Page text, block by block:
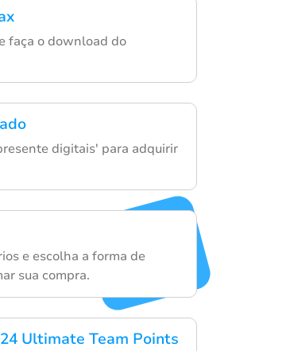
faça o download do
digitais' para adquirir
e escolha a forma de
sua compra.
Ultimate Team Points